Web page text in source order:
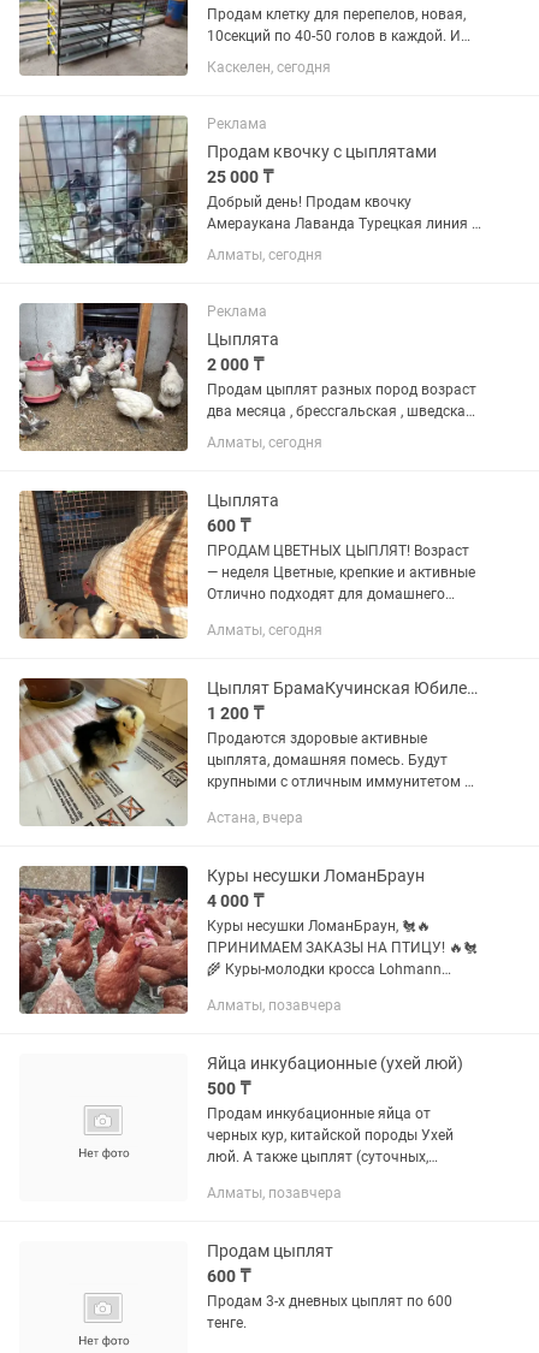
Продам клетку для перепелов, новая,
10секций по 40-50 голов в каждой. И
Брудер для цыплят 400 голов. С
подогревом ю, полностью
Если по отдельности то 80 Брудер и...
Каскелен, сегодня
Реклама
Продам квочку с цыплятами
25 000 ₸
Добрый день! Продам квочку
Амераукана Лаванда Турецкая линия с
9 цыплятами! 🐔 Мама - Амераукана
Лаванда, заботливая наседка. 🐥
Лаванда • 5 цыплят Легбар 🥚 Обе...
Алматы, сегодня
Реклама
Цыплята
2 000 ₸
Продам цыплят разных пород возраст
два месяца , брессгальская , шведская
цветочная, голошейка , мехеленская
кукушка . Курочки по 2000, петушки 1
Алматы, сегодня
Цыплята
600 ₸
ПРОДАМ ЦВЕТНЫХ ЦЫПЛЯТ! Возраст
— неделя Цветные, крепкие и активные
Отлично подходят для домашнего
цыплёнка. Пишите или звоните для
Алматы, сегодня
Цыплят БрамаКучинская Юбилейная (помесь)
1 200 ₸
Продаются здоровые активные
цыплята, домашняя помесь. Будут
крупными с отличным иммунитетом и
дней, пропоены по возрасту с
Астана, вчера
Куры несушки ЛоманБраун
4 000 ₸
Куры несушки ЛоманБраун, 🐔🔥
ПРИНИМАЕМ ЗАКАЗЫ НА ПТИЦУ! 🔥🐔
🌾 Куры-молодки кросса Lohmann
тг / шт 📦 Есть в наличии ⚠️
заранее! 🐥...
Алматы, позавчера
Яйца инкубационные (ухей люй)
500 ₸
Продам инкубационные яйца от
черных кур, китайской породы Ухей
люй. А также цыплят (суточных,
тд по договорной цене
Алматы, позавчера
Продам цыплят
600 ₸
Продам 3-х дневных цыплят по 600
тенге.